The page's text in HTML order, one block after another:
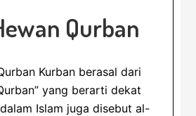
Qurban
Kurban berasal dari
yang berarti dekat